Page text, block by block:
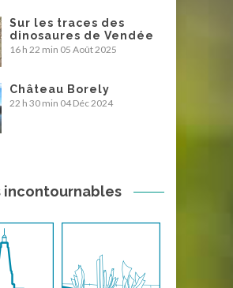
Sur les traces des
dinosaures de Vendée
16 h 22 min 05 Août 2025
Château Borely
22 h 30 min 04 Déc 2024
incontournables